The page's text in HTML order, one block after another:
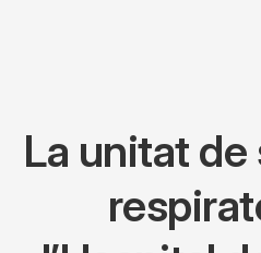
La unitat